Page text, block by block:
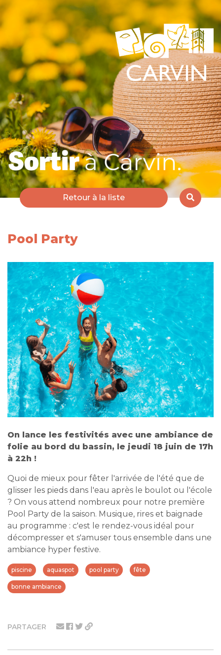
Retour à la liste
PARTAGER
Pool Party
On lance les festivités avec une ambiance de
folie au bord du bassin, le jeudi 18 juin de 17h
à 22h !
Quoi de mieux pour fêter l'arrivée de l'été que de
glisser les pieds dans l'eau après le boulot ou l'école
? On vous attend nombreux pour notre première
Pool Party de la saison. Musique, rires et baignade
au programme : c'est le rendez-vous idéal pour
décompresser et s'amuser tous ensemble dans une
ambiance hyper festive.
piscine aquaspot pool party fête
bonne ambiance